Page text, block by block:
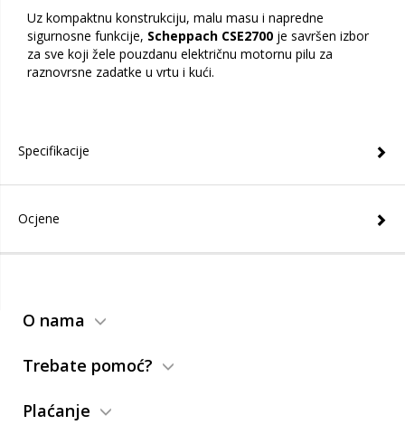
Uz kompaktnu konstrukciju, malu masu i napredne
sigurnosne funkcije, Scheppach CSE2700 je savršen izbor
za sve koji žele pouzdanu električnu motornu pilu za
raznovrsne zadatke u vrtu i kući.
Specifikacije
Ocjene
O nama
Trebate pomoć?
Plaćanje